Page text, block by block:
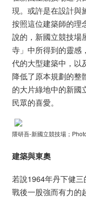
現。或許是在設計與
按照這位建築師的理
說的，新國立競技場
寺」中所得到的靈感
代的大型建築中，以
降低了原本規劃的整
的大片綠地中的新國
民眾的喜愛。
隈研吾-新國立競技場 ；
建築與東奧
若說1964年丹下健
戰後一股強而有力的